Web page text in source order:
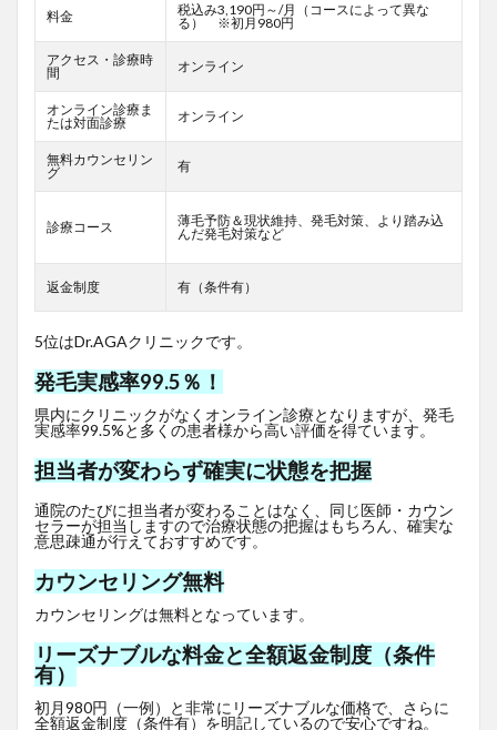
料金
税込み3,190円～/月（コースによって異な
る） ※初月980円
アクセス・診療時
間
オンライン
オンライン診療ま
たは対面診療
オンライン
無料カウンセリン
グ
有
診療コース
薄毛予防＆現状維持、発毛対策、より踏み込
んだ発毛対策など
返金制度 有（条件有）
5位はDr.AGAクリニックです。
発毛実感率99.5％！
県内にクリニックがなくオンライン診療となりますが、発毛
実感率99.5%と多くの患者様から高い評価を得ています。
担当者が変わらず確実に状態を把握
通院のたびに担当者が変わることはなく、同じ医師・カウン
セラーが担当しますので治療状態の把握はもちろん、確実な
意思疎通が行えておすすめです。
カウンセリング無料
カウンセリングは無料となっています。
リーズナブルな料金と全額返金制度（条件
有）
初月980円（一例）と非常にリーズナブルな価格で、さらに
全額返金制度（条件有）を明記しているので安心ですね。